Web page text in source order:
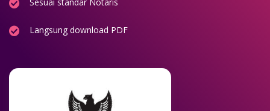
Langsung download PDF